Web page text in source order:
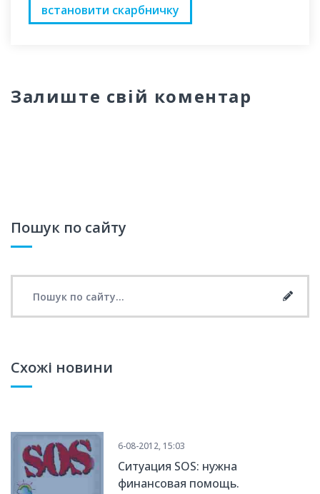
встановити скарбничку
Залиште свій коментар
Пошук по сайту
Схожі новини
6-08-2012, 15:03
Ситуация SOS: нужна
финансовая помощь.